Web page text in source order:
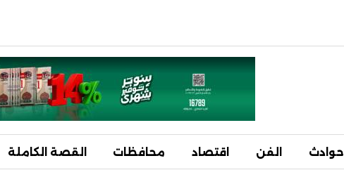
حوادث الفن اقتصاد محافظات القصة الكاملة